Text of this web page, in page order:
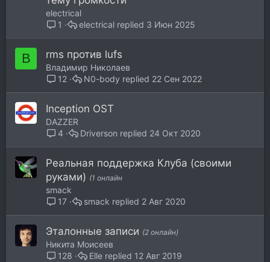
electrical
1
3 Июн 2025
electrical
В rms против lufs
Владимир Николаев
12
22 Сен 2022
N0-body
Inception OST
DAZZER
4
24 Окт 2020
Driverson
Реальная поддержка Клуба (своими
руками) (1 онлайн
smack
17
2 Авг 2020
smack
Эталонные записи (2 онлайн)
Никита Моисеев
128
12 Авг 2019
Elle